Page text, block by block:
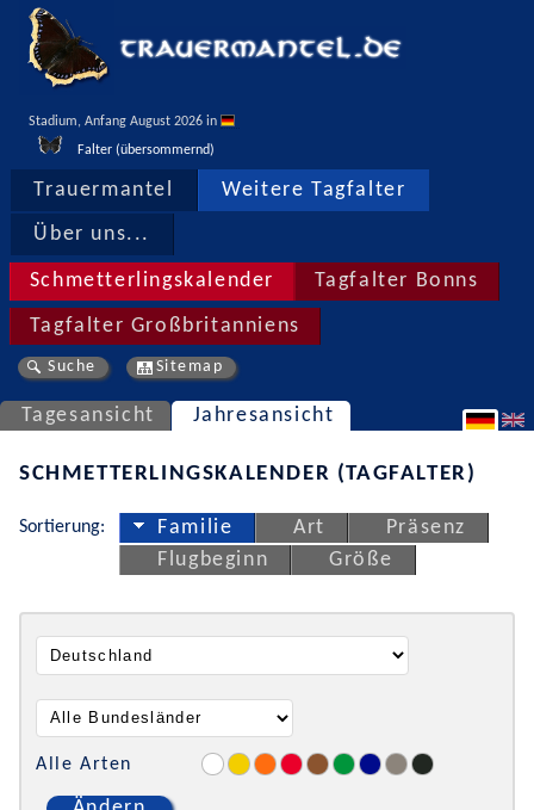
Stadium, Anfang August 2026 in
Falter (übersommernd)
Trauermantel Weitere Tagfalter
Über uns...
Schmetterlingskalender Tagfalter Bonns
Tagfalter Großbritanniens
Suche Sitemap
Tagesansicht Jahresansicht
SCHMETTERLINGSKALENDER (TAGFALTER)
Sortierung: Familie Art
Präsenz
Flugbeginn
Größe
Alle Arten